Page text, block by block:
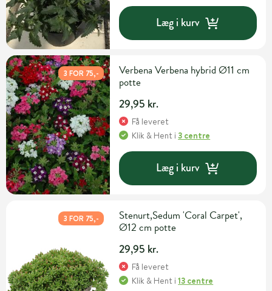
Læg i kurv
3 FOR 75,-
Verbena Verbena hybrid Ø11 cm
potte
29,95 kr.
Få leveret
Klik & Hent i3 centre
Læg i kurv
3 FOR 75,-
Stenurt,Sedum 'Coral Carpet',
Ø12 cm potte
29,95 kr.
Få leveret
Klik & Hent i13 centre